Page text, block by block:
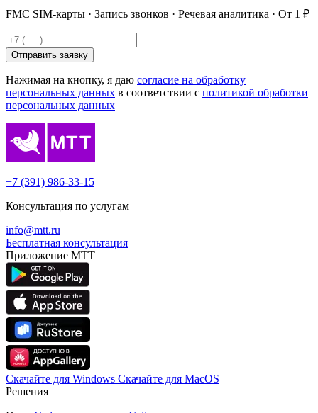
FMC SIM-карты · Запись звонков · Речевая аналитика · От 1 ₽
Отправить заявку
Нажимая на кнопку, я даю согласие на обработку
персональных данных в соответствии с политикой обработки
персональных данных
+7 (391) 986-33-15
Консультация по услугам
info@mtt.ru
Бесплатная консультация
Приложение МТТ
Скачайте для Windows Cкачайте для MacOS
Решения